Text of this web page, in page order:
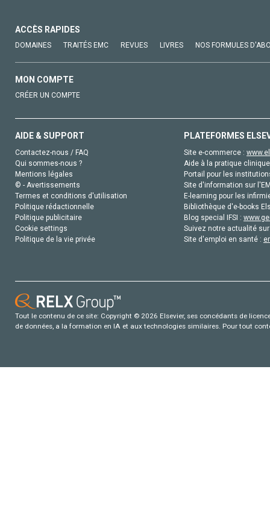
ACCÈS RAPIDES
DOMAINES TRAITÉS EMC REVUES LIVRES NOS FORMULES
MON COMPTE
CRÉER UN COMPTE
AIDE & SUPPORT
Contactez-nous / FAQ
Qui sommes-nous ?
Mentions légales
© - Avertissements
Termes et conditions d'utilisation
Politique rédactionnelle
Politique publicitaire
Cookie settings
Politique de la vie privée
PLATEFORMES
Site e-commerce :
Aide à la pratique
Portail pour les
Site d'information sur
E-learning pour les
Bibliothèque d'e-books
Blog special IFSI :
Suivez notre actualité
Site d'emploi en santé :
Tout le contenu de ce site: Copyright © 2026 Elsevier, ses concédants de
de données, a la formation en IA et aux technologies similaires. Pour tout